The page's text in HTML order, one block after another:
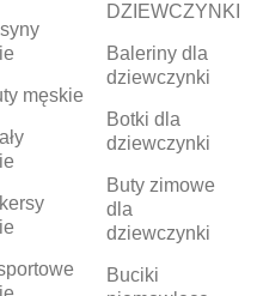
męskie
DZIEWCZYNKI
Baleriny dla
dziewczynki
Botki dla
dziewczynki
Buty zimowe
dla
dziewczynki
Buciki